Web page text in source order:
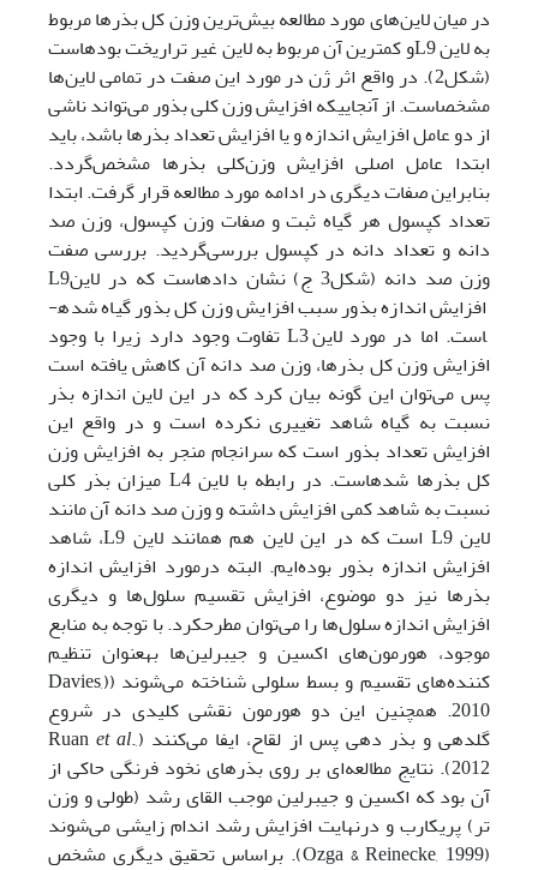
در میان لاین‌های مورد مطالعه بیش‌ترین وزن کل بذرها مربوط
به لاین L9و کم­ترین آن مربوط به لاین غیر تراریخت بوده­است
(شکل2). در واقع اثر ژن در مورد این صفت در تمامی لاین‌ها
مشخص­است. از آن­جاییکه افزایش وزن کلی بذور می‌تواند ناشی
از دو عامل افزایش اندازه و یا افزایش تعداد بذرها باشد، باید
ابتدا عامل اصلی افزایش وزن‌کلی بذرها مشخص‌گردد.
بنابراین صفات دیگری در ادامه مورد مطالعه قرار گرفت. ابتدا
تعداد کپسول هر گیاه ثبت و صفات وزن کپسول، وزن صد
دانه و تعداد دانه در کپسول بررسی‌گردید. بررسی صفت
وزن صد دانه (شکل3 ج) نشان داده­است که در لاینL9
افزایش اندازه بذور سبب افزایش وزن کل بذور گیاه شده­
است. اما در مورد لاین L3 تفاوت وجود دارد زیرا با وجود
افزایش وزن کل بذر‌ها، وزن صد دانه آن کاهش یافته است
پس می‌توان این گونه بیان کرد که در این لاین اندازه بذر
نسبت به گیاه شاهد تغییری نکرده است و در واقع این
افزایش تعداد بذور است که سرانجام منجر به افزایش وزن
کل بذرها شده­است. در رابطه با لاین L4 میزان بذر کلی
نسبت به شاهد کمی افزایش داشته و وزن صد دانه آن مانند
لاین L9 است که در این لاین هم همانند لاین L9، شاهد
افزایش اندازه بذور بوده‌ایم. البته درمورد افزایش اندازه
بذرها نیز دو موضوع، افزایش تقسیم سلول‌ها و دیگری
افزایش اندازه سلول‌ها را می‌توان مطرح­کرد. با توجه به منابع
موجود، هورمون‌های اکسین و جیبرلین‌ها به­عنوان تنظیم
کننده‌های تقسیم و بسط سلولی شناخته می‌شوند ((Davies,
2010. همچنین این دو هورمون نقشی کلیدی در شروع
گلدهی و بذر دهی پس از لقاح، ایفا می‌کنند (Ruan et al.,
2012). نتایج مطالعه‌ای بر روی بذرهای نخود فرنگی حاکی از
آن بود که اکسین و جیبرلین موجب القای رشد (طولی و وزن
تر) پریکارب و در‌نهایت افزایش رشد اندام زایشی می‌شوند
(Ozga & Reinecke, 1999). براساس تحقیق دیگری مشخص